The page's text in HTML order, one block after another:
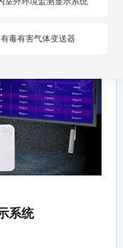
有毒有害气体变送器
系统